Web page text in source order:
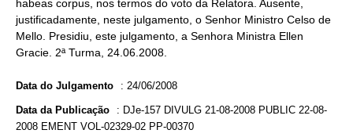
habeas corpus, nos termos do voto da Relatora. Ausente,
justificadamente, neste julgamento, o Senhor Ministro Celso de
Mello. Presidiu, este julgamento, a Senhora Ministra Ellen
Gracie. 2ª Turma, 24.06.2008.
Data do Julgamento : 24/06/2008
Data da Publicação : DJe-157 DIVULG 21-08-2008 PUBLIC 22-08-
2008 EMENT VOL-02329-02 PP-00370